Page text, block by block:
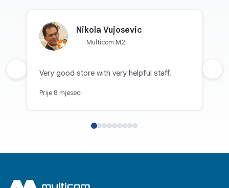
Nikola Vujosevic
Multicom M2
Very good store with very helpful staff.
Prije 8 mjeseci
Prethodna recenzija